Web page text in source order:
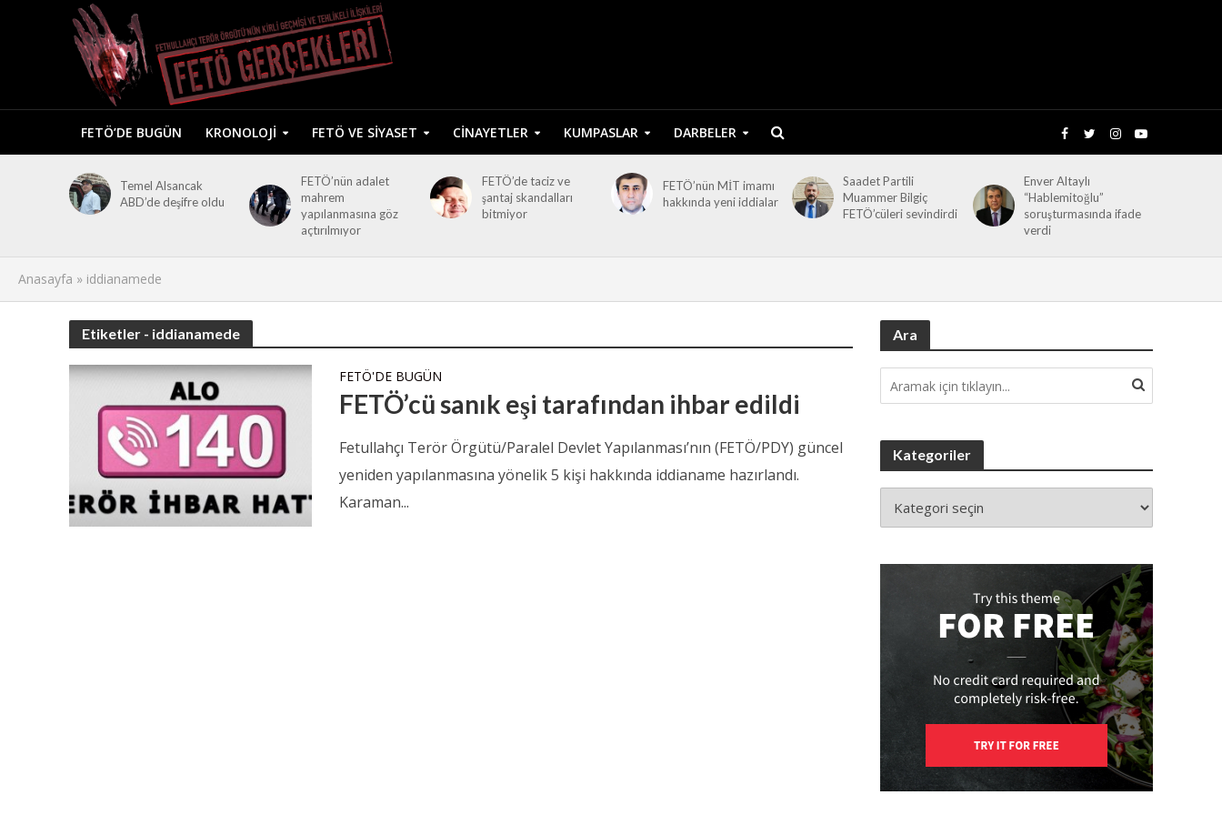
FETÖ’DE BUGÜN KRONOLOJI FETÖ VE SIYASET CINAYETLER KUMPASLAR DARBELER
Temel Alsancak
ABD’de deşifre oldu
FETÖ’nün adalet
mahrem
yapılanmasına göz
açtırılmıyor
FETÖ’de taciz ve
şantaj skandalları
bitmiyor
FETÖ’nün MİT imamı
hakkında yeni iddialar
Saadet Partili
Muammer Bilgiç
FETÖ’cüleri sevindirdi
Enver Altaylı
“Hablemitoğlu”
soruşturmasında ifade
verdi
Anasayfa » iddianamede
Etiketler - iddianamede
FETÖ'DE BUGÜN
FETÖ’cü sanık eşi tarafından ihbar edildi
Fetullahçı Terör Örgütü/Paralel Devlet Yapılanması’nın (FETÖ/PDY) güncel
yeniden yapılanmasına yönelik 5 kişi hakkında iddianame hazırlandı.
Karaman...
Ara
Kategoriler